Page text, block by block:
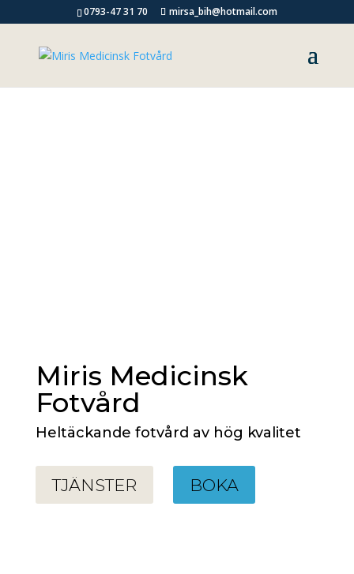
0793-47 31 70 mirsa_bih@hotmail.com
Miris Medicinsk
Fotvård
Heltäckande fotvård av hög kvalitet
TJÄNSTER BOKA